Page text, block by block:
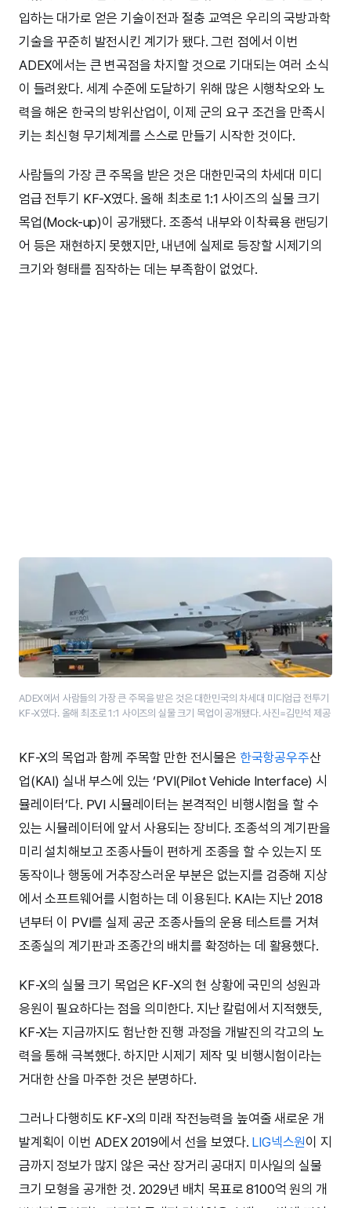
입하는 대가로 얻은 기술이전과 절충 교역은 우리의 국방과학
기술을 꾸준히 발전시킨 계기가 됐다. 그런 점에서 이번
ADEX에서는 큰 변곡점을 차지할 것으로 기대되는 여러 소식
이 들려왔다. 세계 수준에 도달하기 위해 많은 시행착오와 노
력을 해온 한국의 방위산업이, 이제 군의 요구 조건을 만족시
키는 최신형 무기체계를 스스로 만들기 시작한 것이다.
사람들의 가장 큰 주목을 받은 것은 대한민국의 차세대 미디
엄급 전투기 KF-X였다. 올해 최초로 1:1 사이즈의 실물 크기
목업(Mock-up)이 공개됐다. 조종석 내부와 이착륙용 랜딩기
어 등은 재현하지 못했지만, 내년에 실제로 등장할 시제기의
크기와 형태를 짐작하는 데는 부족함이 없었다.
ADEX에서 사람들의 가장 큰 주목을 받은 것은 대한민국의 차세대 미디엄급 전투기
KF-X였다. 올해 최초로 1:1 사이즈의 실물 크기 목업이 공개됐다. 사진=김민석 제공
KF-X의 목업과 함께 주목할 만한 전시물은 한국항공우주산
업(KAI) 실내 부스에 있는 ‘PVI(Pilot Vehicle Interface) 시
뮬레이터’다. PVI 시뮬레이터는 본격적인 비행시험을 할 수
있는 시뮬레이터에 앞서 사용되는 장비다. 조종석의 계기판을
미리 설치해보고 조종사들이 편하게 조종을 할 수 있는지 또
동작이나 행동에 거추장스러운 부분은 없는지를 검증해 지상
에서 소프트웨어를 시험하는 데 이용된다. KAI는 지난 2018
년부터 이 PVI를 실제 공군 조종사들의 운용 테스트를 거쳐
조종실의 계기판과 조종간의 배치를 확정하는 데 활용했다.
KF-X의 실물 크기 목업은 KF-X의 현 상황에 국민의 성원과
응원이 필요하다는 점을 의미한다. 지난 칼럼에서 지적했듯,
KF-X는 지금까지도 험난한 진행 과정을 개발진의 각고의 노
력을 통해 극복했다. 하지만 시제기 제작 및 비행시험이라는
거대한 산을 마주한 것은 분명하다.
그러나 다행히도 KF-X의 미래 작전능력을 높여줄 새로운 개
발계획이 이번 ADEX 2019에서 선을 보였다. LIG넥스원이 지
금까지 정보가 많지 않은 국산 장거리 공대지 미사일의 실물
크기 모형을 공개한 것. 2029년 배치 목표로 8100억 원의 개